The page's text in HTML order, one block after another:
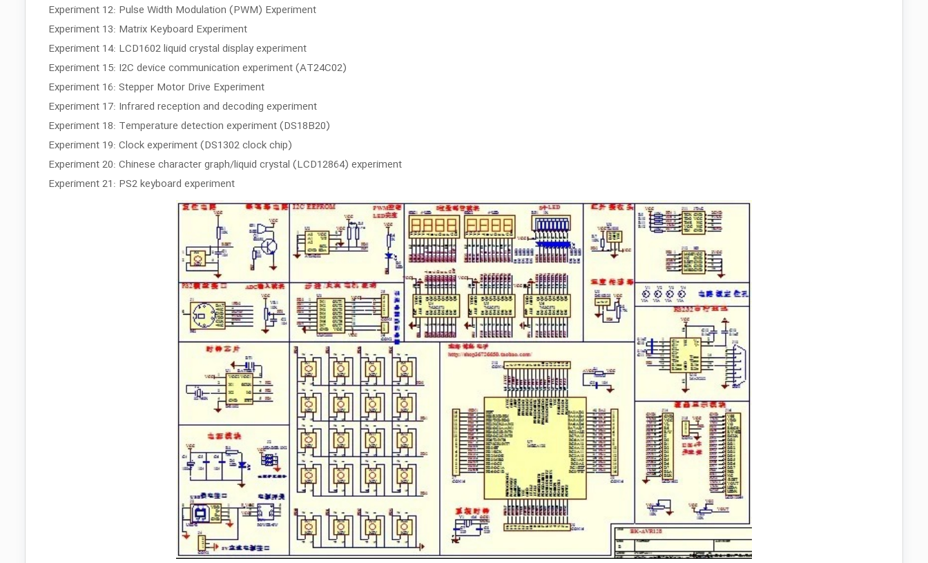
Experiment 12: Pulse Width Modulation (PWM) Experiment
Experiment 13: Matrix Keyboard Experiment
Experiment 14: LCD1602 liquid crystal display experiment
Experiment 15: I2C device communication experiment (AT24C02)
Experiment 16: Stepper Motor Drive Experiment
Experiment 17: Infrared reception and decoding experiment
Experiment 18: Temperature detection experiment (DS18B20)
Experiment 19: Clock experiment (DS1302 clock chip)
Experiment 20: Chinese character graph/liquid crystal (LCD12864) experiment
Experiment 21: PS2 keyboard experiment